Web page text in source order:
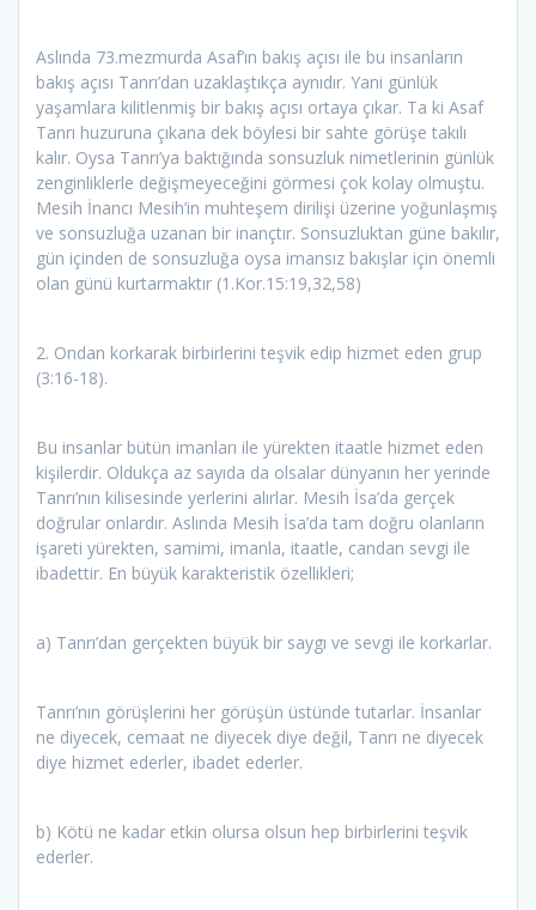
Aslında 73.mezmurda Asaf’ın bakış açısı ile bu insanların
bakış açısı Tanrı’dan uzaklaştıkça aynıdır. Yani günlük
yaşamlara kilitlenmiş bir bakış açısı ortaya çıkar. Ta ki Asaf
Tanrı huzuruna çıkana dek böylesi bir sahte görüşe takılı
kalır. Oysa Tanrı’ya baktığında sonsuzluk nimetlerinin günlük
zenginliklerle değişmeyeceğini görmesi çok kolay olmuştu.
Mesih İnancı Mesih’in muhteşem dirilişi üzerine yoğunlaşmış
ve sonsuzluğa uzanan bir inançtır. Sonsuzluktan güne bakılır,
gün içinden de sonsuzluğa oysa imansız bakışlar için önemli
olan günü kurtarmaktır (1.Kor.15:19,32,58)
2. Ondan korkarak birbirlerini teşvik edip hizmet eden grup
(3:16-18).
Bu insanlar bütün imanları ile yürekten itaatle hizmet eden
kişilerdir. Oldukça az sayıda da olsalar dünyanın her yerinde
Tanrı’nın kilisesinde yerlerini alırlar. Mesih İsa’da gerçek
doğrular onlardır. Aslında Mesih İsa’da tam doğru olanların
işareti yürekten, samimi, imanla, itaatle, candan sevgi ile
ibadettir. En büyük karakteristik özellikleri;
a) Tanrı’dan gerçekten büyük bir saygı ve sevgi ile korkarlar.
Tanrı’nın görüşlerini her görüşün üstünde tutarlar. İnsanlar
ne diyecek, cemaat ne diyecek diye değil, Tanrı ne diyecek
diye hizmet ederler, ibadet ederler.
b) Kötü ne kadar etkin olursa olsun hep birbirlerini teşvik
ederler.